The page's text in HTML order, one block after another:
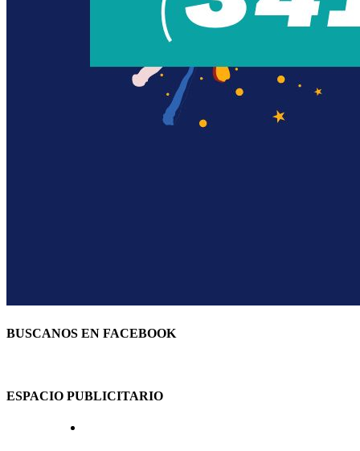
BUSCANOS EN FACEBOOK
ESPACIO PUBLICITARIO